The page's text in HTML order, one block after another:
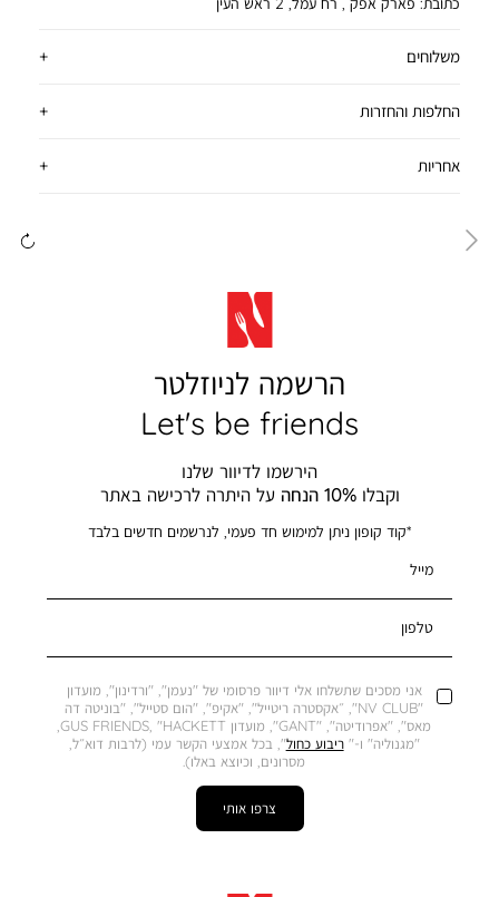
משלוחים
החלפות והחזרות
אחריות
הרשמה לניוזלטר
Let's be friends
הירשמו לדיוור שלנו
וקבלו10% הנחה על היתרה לרכישה באתר
*קוד קופון ניתן למימוש חד פעמי, לנרשמים חדשים בלבד
מייל
טלפון
אני מסכים שתשלחו אלי דיוור פרסומי של "נעמן", "ורדינון", מועדון
"NV CLUB", ״אקסטרה ריטייל", "אקיפ", "הום סטייל", "בוניטה דה
מאס", "אפרודיטה", "GANT", מועדון GUS FRIENDS, "HACKETT,
"מגנוליה" ו-" ריבוע כחול", בכל אמצעי הקשר עמי (לרבות דוא״ל,
מסרונים, וכיוצא באלו).
צרפו אותי